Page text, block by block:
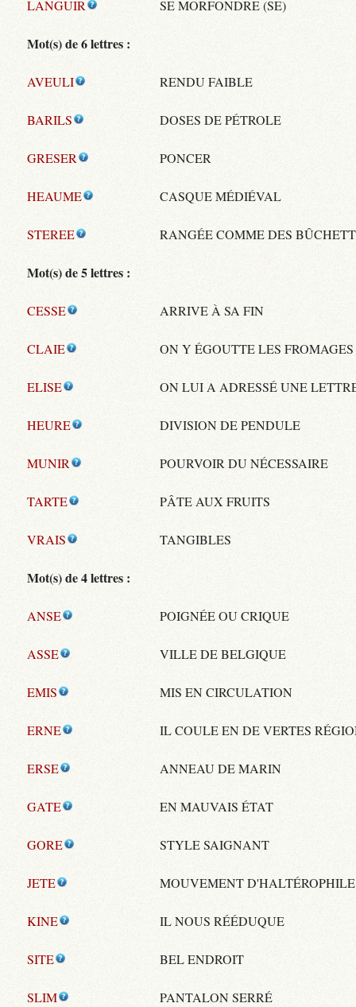
LANGUIR SE MORFONDRE (SE)
Mot(s) de 6 lettres :
AVEULI RENDU FAIBLE
BARILS DOSES DE PÉTROLE
GRESER PONCER
HEAUME CASQUE MÉDIÉVAL
STEREE RANGÉE COMME DES
Mot(s) de 5 lettres :
CESSE ARRIVE À SA FIN
CLAIE ON Y ÉGOUTTE LES FROMAGES
ELISE ON LUI A ADRESSÉ UNE
HEURE DIVISION DE PENDULE
MUNIR POURVOIR DU NÉCESSAIRE
TARTE PÂTE AUX FRUITS
VRAIS TANGIBLES
Mot(s) de 4 lettres :
ANSE POIGNÉE OU CRIQUE
ASSE VILLE DE BELGIQUE
EMIS MIS EN CIRCULATION
ERNE IL COULE EN DE VERTES
ERSE ANNEAU DE MARIN
GATE EN MAUVAIS ÉTAT
GORE STYLE SAIGNANT
JETE MOUVEMENT D'HALTÉROPHILE
KINE IL NOUS RÉÉDUQUE
SITE BEL ENDROIT
SLIM PANTALON SERRÉ